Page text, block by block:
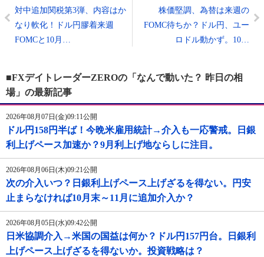
対中追加関税第3弾、内容はか
なり軟化！ドル円膠着来週
FOMCと10月…
株価堅調、為替は来週の
FOMC待ちか？ドル円、ユー
ロドル動かず。10…
■FXデイトレーダーZEROの「なんで動いた？ 昨日の相
場」の最新記事
2026年08月07日(金)09:11公開
ドル円158円半ば！今晩米雇用統計→介入も一応警戒。日銀
利上げペース加速か？9月利上げ地ならしに注目。
2026年08月06日(木)09:21公開
次の介入いつ？日銀利上げペース上げざるを得ない。円安
止まらなければ10月末～11月に追加介入か？
2026年08月05日(水)09:42公開
日米協調介入→米国の国益は何か？ドル円157円台。日銀利
上げペース上げざるを得ないか。投資戦略は？